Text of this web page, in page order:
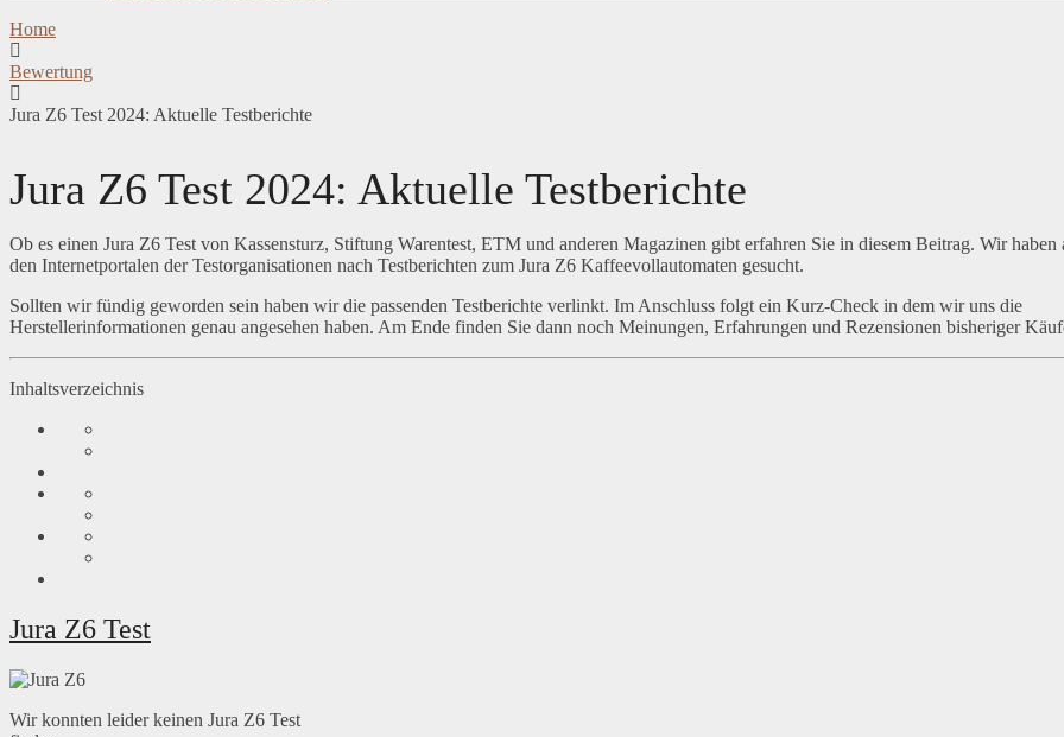
Home
Bewertung
Jura Z6 Test 2024: Aktuelle Testberichte
Jura Z6 Test 2024: Aktuelle Testberichte
Ob es einen Jura Z6 Test von Kassensturz, Stiftung Warentest, ETM und anderen Magazinen gibt erfahren Sie in diesem Beitrag. Wir haben
den Internetportalen der Testorganisationen nach Testberichten zum Jura Z6 Kaffeevollautomaten gesucht.
Sollten wir fündig geworden sein haben wir die passenden Testberichte verlinkt. Im Anschluss folgt ein Kurz-Check in dem wir uns die
Herstellerinformationen genau angesehen haben. Am Ende finden Sie dann noch Meinungen, Erfahrungen und Rezensionen bisheriger
Inhaltsverzeichnis
Jura Z6 Test
Wir konnten leider keinen Jura Z6 Test